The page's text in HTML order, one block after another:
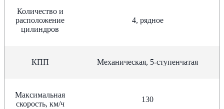
Количество и
расположение
цилиндров
4, рядное
КПП Механическая, 5-ступенчатая
Максимальная
скорость, км/ч
130